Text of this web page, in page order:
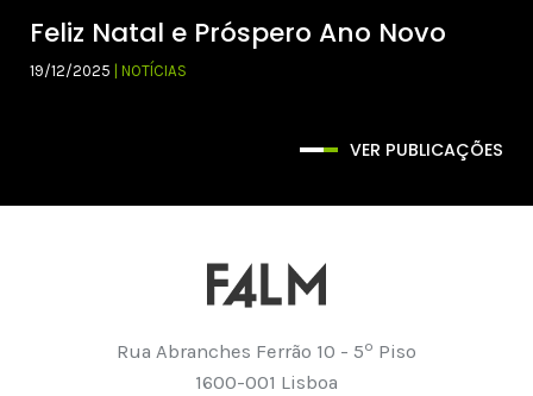
Feliz Natal e Próspero Ano Novo
19/12/2025 | NOTÍCIAS
VER PUBLICAÇÕES
Rua Abranches Ferrão 10 - 5º Piso
1600-001 Lisboa